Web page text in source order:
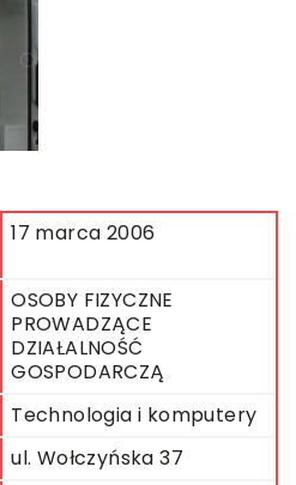
17 marca 2006
OSOBY FIZYCZNE
PROWADZĄCE
DZIAŁALNOŚĆ
GOSPODARCZĄ
Technologia i komputery
ul. Wołczyńska 37